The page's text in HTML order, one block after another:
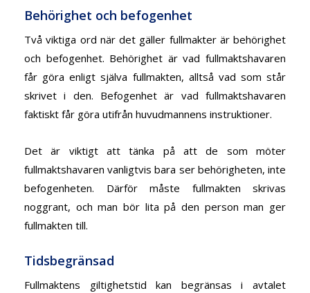
Behörighet och befogenhet
Två viktiga ord när det gäller fullmakter är behörighet
och befogenhet. Behörighet är vad fullmaktshavaren
får göra enligt själva fullmakten, alltså vad som står
skrivet i den. Befogenhet är vad fullmaktshavaren
faktiskt får göra utifrån huvudmannens instruktioner.
Det är viktigt att tänka på att de som möter
fullmaktshavaren vanligtvis bara ser behörigheten, inte
befogenheten. Därför måste fullmakten skrivas
noggrant, och man bör lita på den person man ger
fullmakten till.
Tidsbegränsad
Fullmaktens giltighetstid kan begränsas i avtalet